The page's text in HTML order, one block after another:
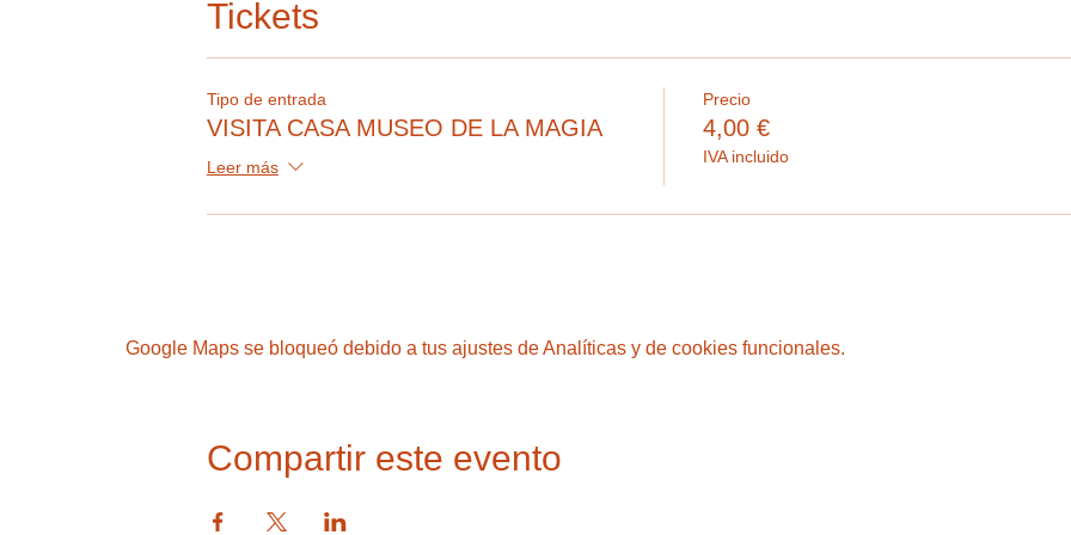
Tickets
Tipo de entrada
VISITA CASA MUSEO DE LA MAGIA
Leer más
Precio
4,00 €
IVA incluido
Google Maps se bloqueó debido a tus ajustes de Analíticas y de cookies funcionales.
Compartir este evento